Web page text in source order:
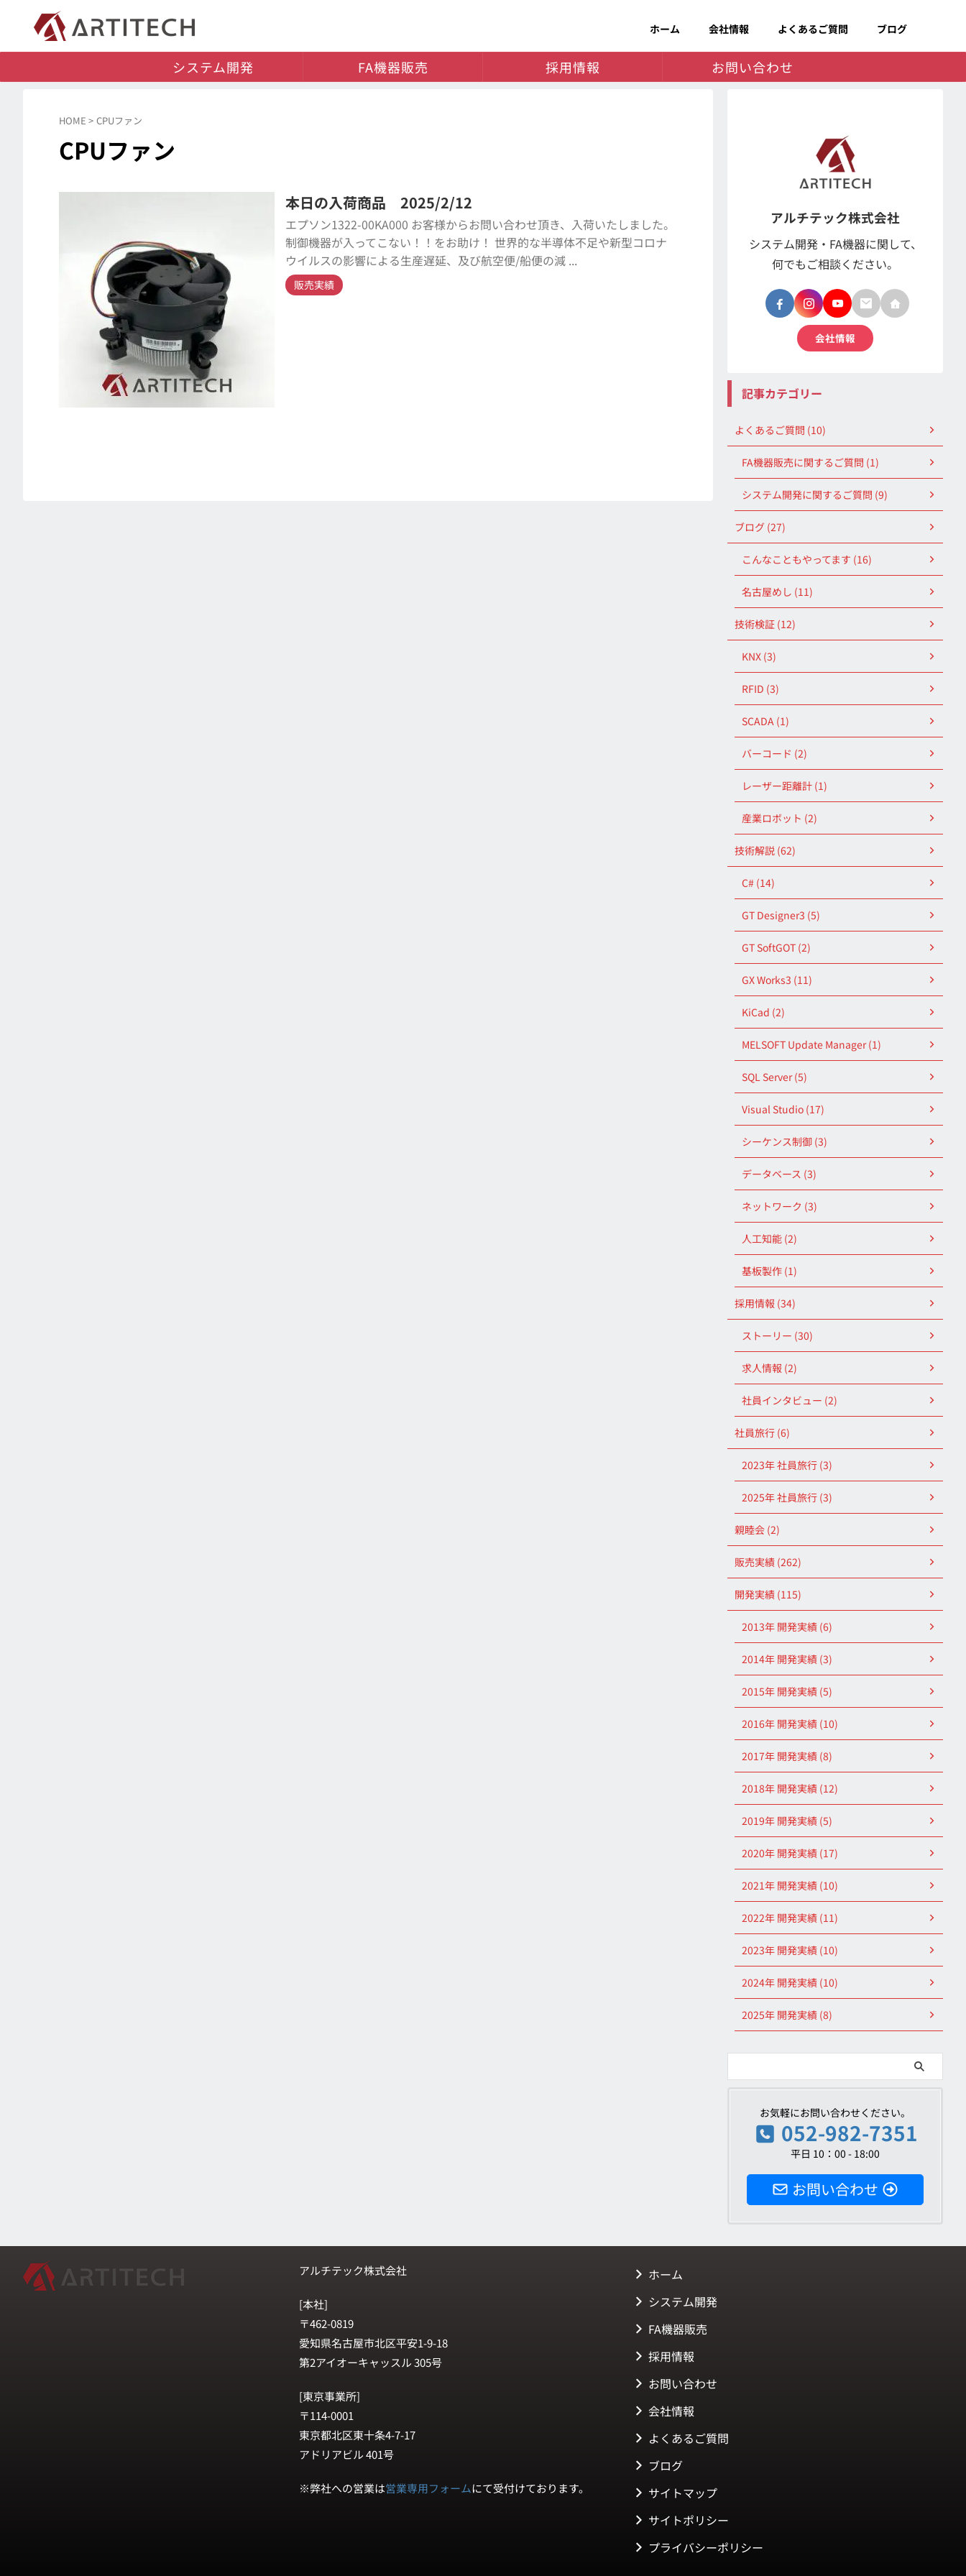
ホーム 会社情報 よくあるご質問 ブログ
システム開発 FA機器販売 採用情報 お問い合わせ
HOME > CPUファン
CPUファン
本日の入荷商品 2025/2/12
エプソン1322-00KA000 お客様からお問い合わせ頂き、入荷いたしました。
制御機器が入ってこない！！をお助け！ 世界的な半導体不足や新型コロナ
ウイルスの影響による生産遅延、及び航空便/船便の減 ...
販売実績
アルチテック株式会社
システム開発・FA機器に関して、
何でもご相談ください。
会社情報
記事カテゴリー
よくあるご質問 (10)
FA機器販売に関するご質問 (1)
システム開発に関するご質問 (9)
ブログ (27)
こんなこともやってます (16)
名古屋めし (11)
技術検証 (12)
KNX (3)
RFID (3)
SCADA (1)
バーコード (2)
レーザー距離計 (1)
産業ロボット (2)
技術解説 (62)
C# (14)
GT Designer3 (5)
GT SoftGOT (2)
GX Works3 (11)
KiCad (2)
MELSOFT Update Manager (1)
SQL Server (5)
Visual Studio (17)
シーケンス制御 (3)
データベース (3)
ネットワーク (3)
人工知能 (2)
基板製作 (1)
採用情報 (34)
ストーリー (30)
求人情報 (2)
社員インタビュー (2)
社員旅行 (6)
2023年 社員旅行 (3)
2025年 社員旅行 (3)
親睦会 (2)
販売実績 (262)
開発実績 (115)
2013年 開発実績 (6)
2014年 開発実績 (3)
2015年 開発実績 (5)
2016年 開発実績 (10)
2017年 開発実績 (8)
2018年 開発実績 (12)
2019年 開発実績 (5)
2020年 開発実績 (17)
2021年 開発実績 (10)
2022年 開発実績 (11)
2023年 開発実績 (10)
2024年 開発実績 (10)
2025年 開発実績 (8)
お気軽にお問い合わせください。
052-982-7351
平日 10：00 - 18:00
お問い合わせ
アルチテック株式会社
[本社]
〒462-0819
愛知県名古屋市北区平安1-9-18
第2アイオーキャッスル 305号
[東京事業所]
〒114-0001
東京都北区東十条4-7-17
アドリアビル 401号
※弊社への営業は営業専用フォームにて受付けております。
ホーム
システム開発
FA機器販売
採用情報
お問い合わせ
会社情報
よくあるご質問
ブログ
サイトマップ
サイトポリシー
プライバシーポリシー